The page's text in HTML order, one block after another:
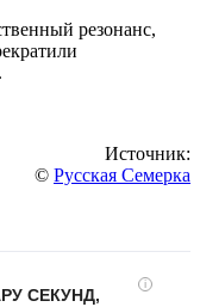
резонанс,
Источник:
© Русская Семерка
i
СЕКУНД,